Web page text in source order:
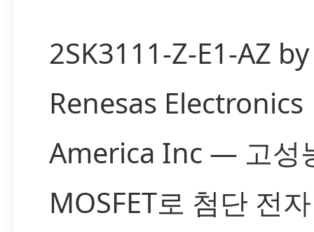
2SK3111-Z-E1-AZ by
Renesas Electronics
America Inc — 고성
MOSFET로 첨단 전